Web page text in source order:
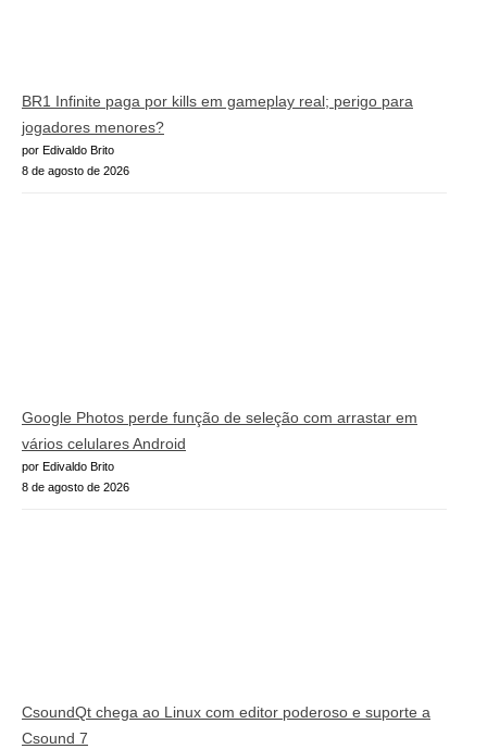
BR1 Infinite paga por kills em gameplay real; perigo para
jogadores menores?
por Edivaldo Brito
8 de agosto de 2026
Google Photos perde função de seleção com arrastar em
vários celulares Android
por Edivaldo Brito
8 de agosto de 2026
CsoundQt chega ao Linux com editor poderoso e suporte a
Csound 7